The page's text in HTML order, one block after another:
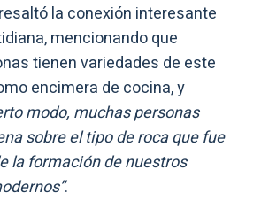
la conexión interesante
mencionando que
tienen variedades de este
encimera de cocina, y
modo, muchas personas
sobre el tipo de roca que fue
la formación de nuestros
.